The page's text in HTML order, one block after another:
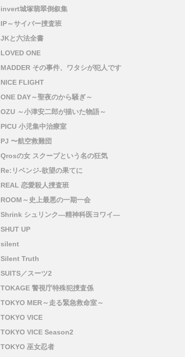
invert城塚翡翠倒叙集
IP～サイバー捜査班
JKと六法全書
LOVED ONE
MADDER その事件、ワタシが犯人です
NICE FLIGHT
ONE DAY～聖夜のから騒ぎ～
OZU ～小津安二郎が描いた物語～
PICU 小児集中治療室
PJ 〜航空救難団
Qrosの女 スクープという名の狂気
Re:リベンジ-欲望の果てに
REAL 恋愛殺人捜査班
ROOM～史上最悪の一期一会
Shrink シュリンク―精神科医ヨワイ―
SHUT UP
silent
Silent Truth
SUITS／スーツ2
TOKAGE 警視庁特殊犯捜査係
TOKYO MER～走る緊急救命室～
TOKYO VICE
TOKYO VICE Season2
TOKYO 巫女忍者